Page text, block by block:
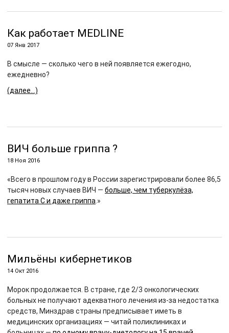
Как работает MEDLINE
07 Янв 2017
В смысле — сколько чего в ней появляется ежегодно,
ежедневно?
(далее…)
ВИЧ больше гриппа ?
18 Ноя 2016
«Всего в прошлом году в России зарегистрировали более 86,5
тысяч новых случаев ВИЧ — больше, чем туберкулёза,
гепатита С и даже гриппа .»
Мильёны кибернетиков
14 Окт 2016
Морок продолжается. В стране, где 2/3 онкологических
больных не получают адекватного лечения из-за недостатка
средств, Минздрав страны предписывает иметь в
медицинских организациях — читай поликлиниках и